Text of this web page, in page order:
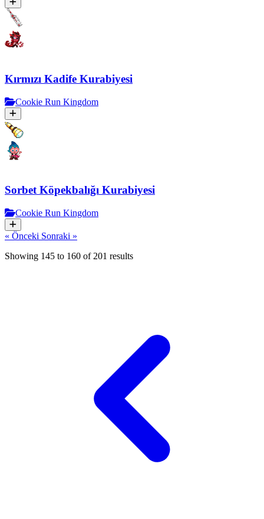
Kırmızı Kadife Kurabiyesi
Cookie Run Kingdom
Sorbet Köpekbalığı Kurabiyesi
Cookie Run Kingdom
« Önceki Sonraki »
Showing 145 to 160 of 201 results